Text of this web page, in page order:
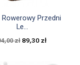
Szybki podgląd
Przedni
Le...
zł 89,30 zł